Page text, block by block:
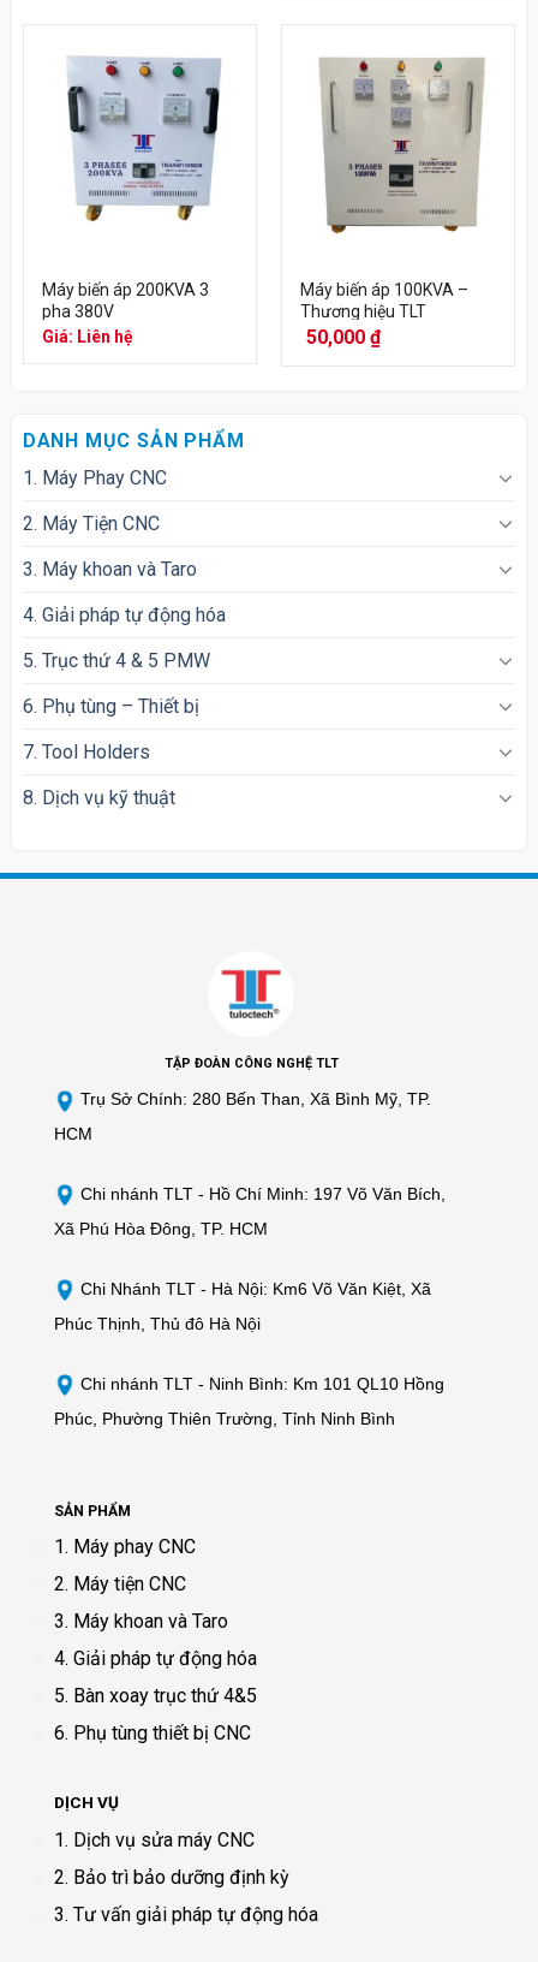
Máy biến áp 200KVA 3
pha 380V
Giá: Liên hệ
Máy biến áp 100KVA –
Thương hiệu TLT
50,000 ₫
DANH MỤC SẢN PHẨM
1. Máy Phay CNC
2. Máy Tiện CNC
3. Máy khoan và Taro
4. Giải pháp tự động hóa
5. Trục thứ 4 & 5 PMW
6. Phụ tùng – Thiết bị
7. Tool Holders
8. Dịch vụ kỹ thuật
TẬP ĐOÀN CÔNG NGHỆ TLT
Trụ Sở Chính: 280 Bến Than, Xã Bình Mỹ, TP.
HCM
Chi nhánh TLT - Hồ Chí Minh: 197 Võ Văn Bích,
Xã Phú Hòa Đông, TP. HCM
Chi Nhánh TLT - Hà Nội: Km6 Võ Văn Kiệt, Xã
Phúc Thịnh, Thủ đô Hà Nội
Chi nhánh TLT - Ninh Bình: Km 101 QL10 Hồng
Phúc, Phường Thiên Trường, Tỉnh Ninh Bình
SẢN PHẨM
1. Máy phay CNC
2. Máy tiện CNC
3. Máy khoan và Taro
4. Giải pháp tự động hóa
5. Bàn xoay trục thứ 4&5
6. Phụ tùng thiết bị CNC
DỊCH VỤ
1. Dịch vụ sửa máy CNC
2. Bảo trì bảo dưỡng định kỳ
3. Tư vấn giải pháp tự động hóa